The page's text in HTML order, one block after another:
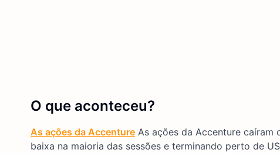
O que aconteceu?
As ações da Accenture As ações da Accenture caíram
baixa na maioria das sessões e terminando perto de